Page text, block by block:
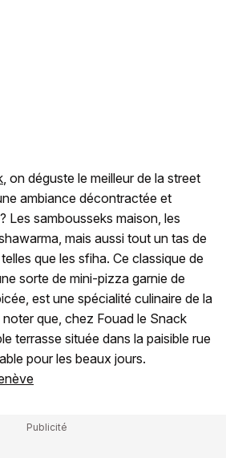
, on déguste le meilleur de la street
ambiance décontractée et
Les sambousseks maison, les
mais aussi tout un tas de
que les sfiha. Ce classique de
sorte de mini-pizza garnie de
est une spécialité culinaire de la
que, chez Fouad le Snack
terrasse située dans la paisible rue
pour les beaux jours.